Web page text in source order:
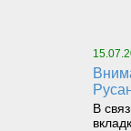
Внимание! С 17.07.2023 г. изменяется расписание паромной переправы «Левый берег р.Печора (пгт.Троицко-Печорск) – правый берег р.Печора (на
В